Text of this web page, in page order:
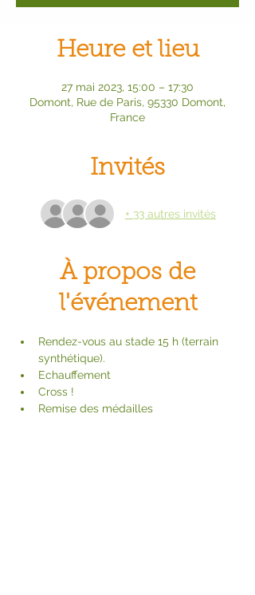
Heure et lieu
27 mai 2023, 15:00 – 17:30
Domont, Rue de Paris, 95330 Domont,
France
Invités
+ 33 autres invités
À propos de
l'événement
Rendez-vous au stade 15 h (terrain
synthétique).
Echauffement
Cross !
Remise des médailles